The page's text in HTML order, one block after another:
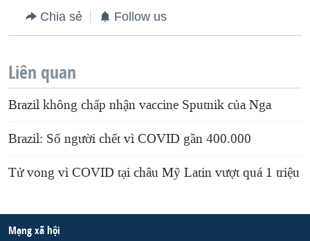
Chia sẻ Follow us
Liên quan
Brazil không chấp nhận vaccine Sputnik của Nga
Brazil: Số người chết vì COVID gần 400.000
Tử vong vì COVID tại châu Mỹ Latin vượt quá 1 triệu
Mạng xã hội